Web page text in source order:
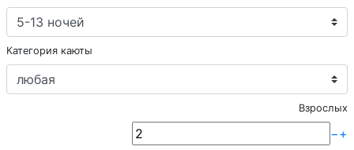
Категория каюты
Взрослых
−+